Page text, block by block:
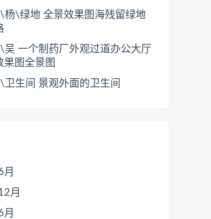
杨\绿地 全景效果图海残留绿地
一个制药厂外观过道办公大厅
果图全景图
生间 景观外面的卫生间
月
月
月